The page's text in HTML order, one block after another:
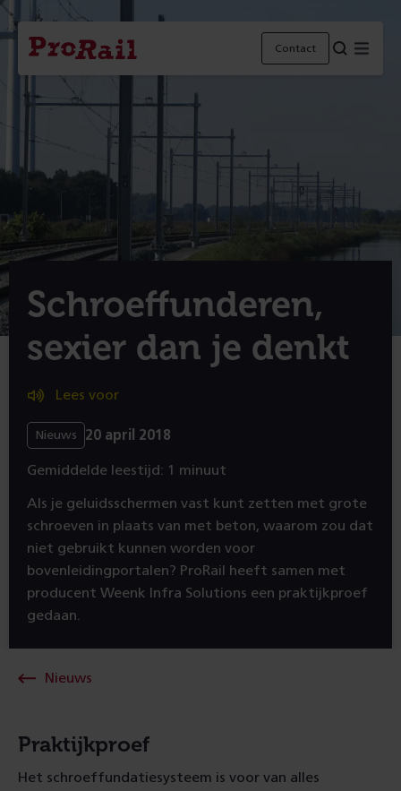
Navigatie
Homepage
ProRail
Contact
Schroeffunderen,
sexier dan je denkt
Lees voor
Nieuws 20 april 2018
Gemiddelde leestijd: 1 minuut
Als je geluidsschermen vast kunt zetten met grote
schroeven in plaats van met beton, waarom zou dat
niet gebruikt kunnen worden voor
bovenleidingportalen? ProRail heeft samen met
producent Weenk Infra Solutions een praktijkproef
gedaan.
Nieuws
Praktijkproef
Het schroeffundatiesysteem is voor van alles